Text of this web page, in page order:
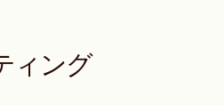
ィ ング